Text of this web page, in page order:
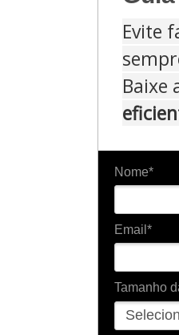
Evite
Baixe
Nome*
Email*
Tamanho